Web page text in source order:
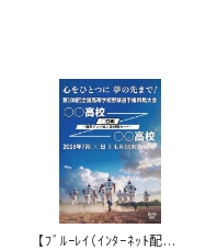
【ﾌﾞﾙｰﾚｲ（ｲﾝﾀｰﾈｯﾄ配